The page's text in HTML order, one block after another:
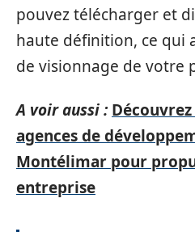
pouvez télécharger et
haute définition, ce qui
de visionnage de votre
A voir aussi :
agences de
Montélimar pour
entreprise